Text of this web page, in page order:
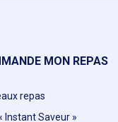
MON REPAS
repas
Instant Saveur »